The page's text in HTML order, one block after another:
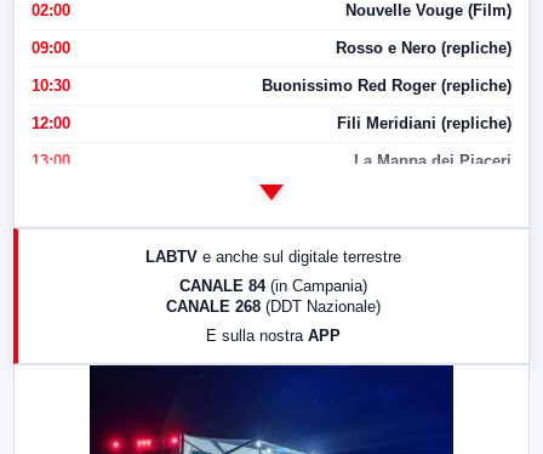
02:00 Nouvelle Vouge (Film)
09:00 Rosso e Nero (repliche)
10:30 Buonissimo Red Roger (repliche)
12:00 Fili Meridiani (repliche)
13:00 La Mappa dei Piaceri
LABTV e anche sul digitale terrestre
CANALE 84 (in Campania)
CANALE 268 (DDT Nazionale)
E sulla nostra APP